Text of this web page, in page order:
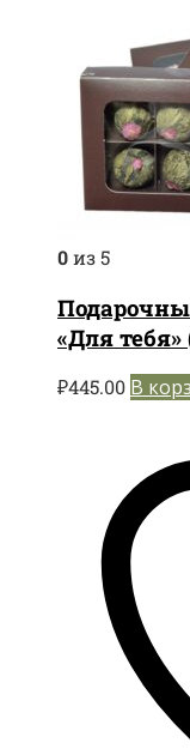
0из 5
«Для тебя»
₽445.00 В